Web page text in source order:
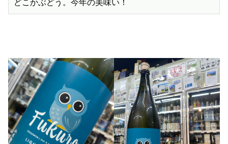
どこかぶどう。今年の美味い！